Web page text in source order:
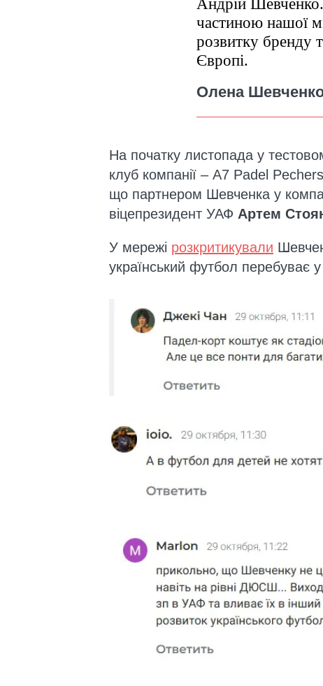
Андрій Шевченко.
частиною нашої
розвитку бренду
Європі.
Олена
На початку листопада у
клуб компанії – A7 Padel
що партнером Шевченка у
віцепрезидент УАФ Артем
У мережі розкритикували
український футбол перебуває